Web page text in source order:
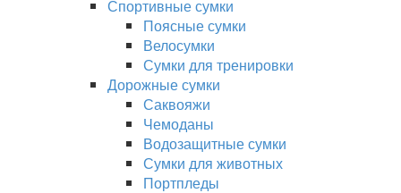
Спортивные сумки
Поясные сумки
Велосумки
Сумки для тренировки
Дорожные сумки
Саквояжи
Чемоданы
Водозащитные сумки
Сумки для животных
Портпледы